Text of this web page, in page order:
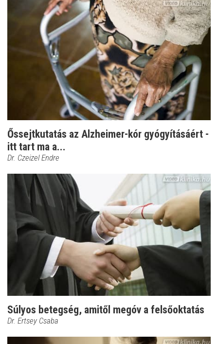
Őssejtkutatás az Alzheimer-kór gyógyításáért -
itt tart ma a...
Dr. Czeizel Endre
Súlyos betegség, amitől megóv a felsőoktatás
Dr. Ertsey Csaba